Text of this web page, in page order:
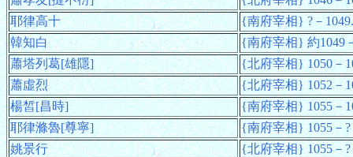
耶律高十
{南府宰相} ?－
韓知白
{南府宰相} 約1049
蕭塔列葛[雄隱]
{北府宰相} 1050－
蕭虛烈
{北府宰相} 1052－
楊皙[昌時]
{南府宰相} 1055－
耶律滌魯[尊寧]
{南府宰相} 1055－?
姚景行
{北府宰相} 1055－?